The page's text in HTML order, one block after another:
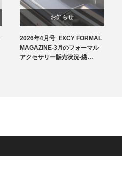
お知らせ
チーフ
2026年4月号_EXCY FORMAL
MAGAZINE-3月のフォーマル
アクセサリー販売状況-繊…